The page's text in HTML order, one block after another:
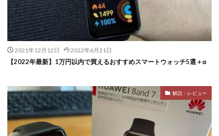
2021年12月12日 2022年6月21日
【2022年最新】1万円以内で買えるおすすめスマートウォッチ5選＋α
解説・レビュー